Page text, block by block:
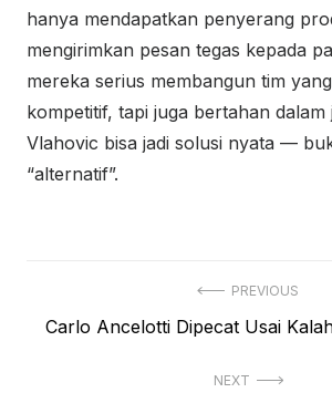
hanya mendapatkan penyerang
mengirimkan pesan tegas kepada
mereka serius membangun tim
kompetitif, tapi juga bertahan dalam
Vlahovic bisa jadi solusi nyata —
“alternatif”.
pos
PREVIOUS
Previous
Carlo Ancelotti Dipecat Usai
NEXT